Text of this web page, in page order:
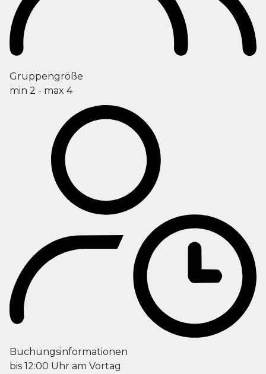
Gruppengröße
min 2 - max 4
Buchungsinformationen
bis 12:00 Uhr am Vortag